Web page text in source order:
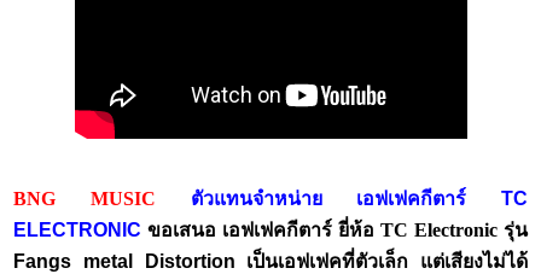
BNG MUSIC
ตัวแทนจำหน่าย เอฟเฟคกีตาร์ TC
ELECTRONIC ขอเสนอ เอฟเฟคกีตาร์ ยี่ห้อ TC Electronic รุ่น
Fangs metal Distortion เป็นเอฟเฟคที่ตัวเล็ก แต่เสียงไม่ได้